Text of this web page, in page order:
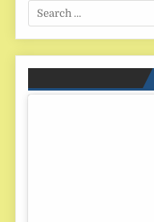
Search
for: